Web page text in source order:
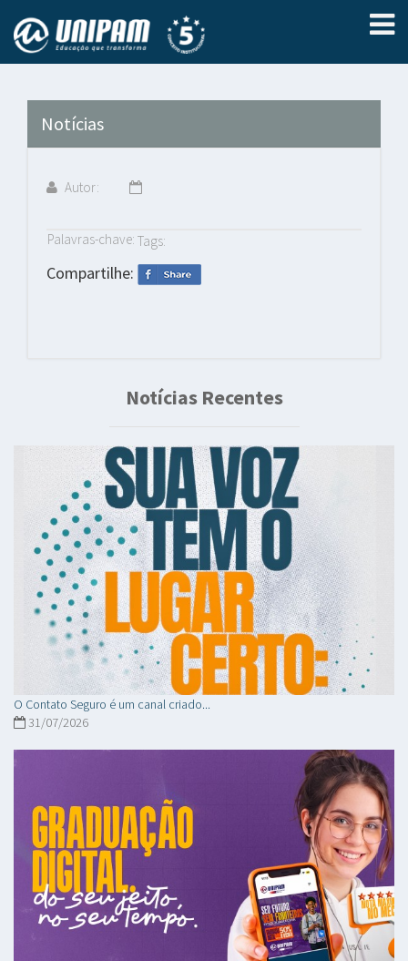
Notícias
Autor:
Palavras-chave: Tags:
Compartilhe:
Notícias Recentes
O Contato Seguro é um canal criado...
31/07/2026